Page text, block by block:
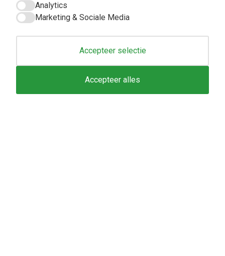
Natuurlijkbesteld B.V.
Analytics
Marketing & Sociale Media
Accepteer selectie
Accepteer alles